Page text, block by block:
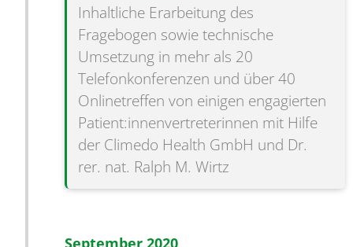
Inhaltliche Erarbeitung des
Fragebogen sowie technische
Umsetzung in mehr als 20
Telefonkonferenzen und über 40
Onlinetreffen von einigen engagierten
Patient:innenvertreterinnen mit Hilfe
der Climedo Health GmbH und Dr.
rer. nat. Ralph M. Wirtz
September 2020